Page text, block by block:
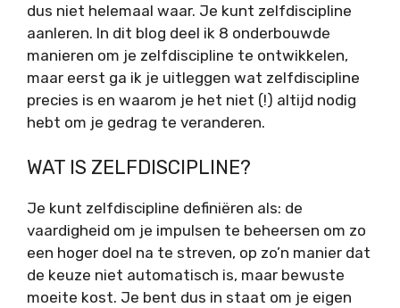
dus niet helemaal waar. Je kunt zelfdiscipline
aanleren. In dit blog deel ik 8 onderbouwde
manieren om je zelfdiscipline te ontwikkelen,
maar eerst ga ik je uitleggen wat zelfdiscipline
precies is en waarom je het niet (!) altijd nodig
hebt om je gedrag te veranderen.
WAT IS ZELFDISCIPLINE?
Je kunt zelfdiscipline definiëren als: de
vaardigheid om je impulsen te beheersen om zo
een hoger doel na te streven, op zo’n manier dat
de keuze niet automatisch is, maar bewuste
moeite kost. Je bent dus in staat om je eigen